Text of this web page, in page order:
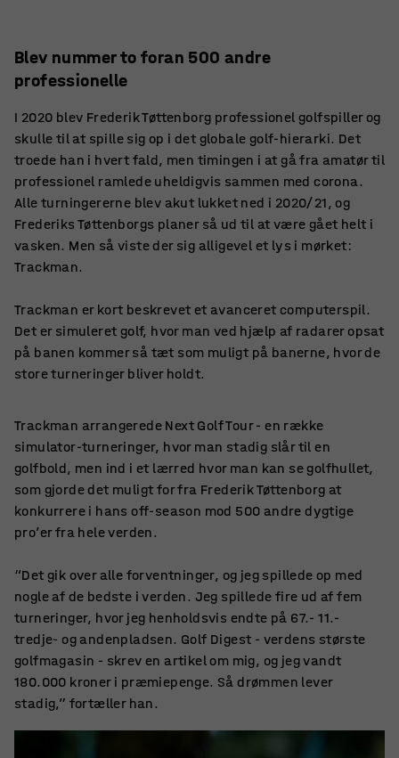
Blev nummer to foran 500 andre
professionelle
I 2020 blev Frederik Tøttenborg professionel golfspiller og
skulle til at spille sig op i det globale golf-hierarki. Det
troede han i hvert fald, men timingen i at gå fra amatør til
professionel ramlede uheldigvis sammen med corona.
Alle turningererne blev akut lukket ned i 2020/21, og
Frederiks Tøttenborgs planer så ud til at være gået helt i
vasken. Men så viste der sig alligevel et lys i mørket:
Trackman.
Trackman er kort beskrevet et avanceret computerspil.
Det er simuleret golf, hvor man ved hjælp af radarer opsat
på banen kommer så tæt som muligt på banerne, hvor de
store turneringer bliver holdt.
Trackman arrangerede Next Golf Tour - en række
simulator-turneringer, hvor man stadig slår til en
golfbold, men ind i et lærred hvor man kan se golfhullet,
som gjorde det muligt for fra Frederik Tøttenborg at
konkurrere i hans off-season mod 500 andre dygtige
pro’er fra hele verden.
“Det gik over alle forventninger, og jeg spillede op med
nogle af de bedste i verden. Jeg spillede fire ud af fem
turneringer, hvor jeg henholdsvis endte på 67.- 11.-
tredje- og andenpladsen. Golf Digest - verdens største
golfmagasin - skrev en artikel om mig, og jeg vandt
180.000 kroner i præmiepenge. Så drømmen lever
stadig,” fortæller han.